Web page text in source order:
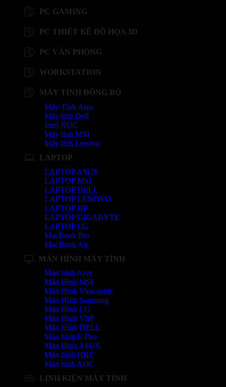
PC GAMING
PC THIẾT KẾ ĐỒ HỌA 3D
PC VĂN PHÒNG
WORKSTATION
MÁY TÍNH ĐỒNG BỘ
Máy Tính Asus
Máy tính Dell
Intel NUC
Máy tính MSI
Máy tính Lenovo
LAPTOP
LAPTOP ASUS
LAPTOP MSI
LAPTOP DELL
LAPTOP LENOVO
LAPTOP HP
LAPTOP GIGABYTE
LAPTOP LG
MacBook Pro
MacBook Air
MÀN HÌNH MÁY TÍNH
Màn hình Acer
Màn Hình MSI
Màn Hình Viewsonic
Màn Hình Samsung
Màn Hình LG
Màn Hình VSP
Màn Hình DELL
Màn hình E-Dra
Màn Hình ASUS
Màn hình HKC
Màn hình AOC
LINH KIỆN MÁY TÍNH